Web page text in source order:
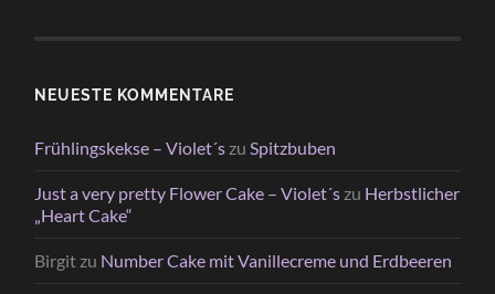
NEUESTE KOMMENTARE
Frühlingskekse – Violet´s zuSpitzbuben
Just a very pretty Flower Cake – Violet´s zu Herbstlicher
„Heart Cake“
Birgit zu Number Cake mit Vanillecreme und Erdbeeren